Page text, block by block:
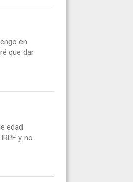
en
que dar
edad
y no